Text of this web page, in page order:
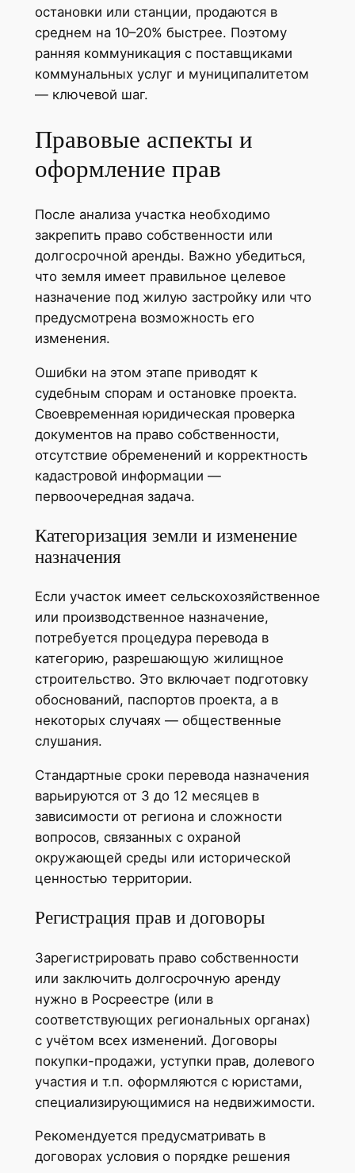
остановки или станции, продаются в
среднем на 10–20% быстрее. Поэтому
ранняя коммуникация с поставщиками
коммунальных услуг и муниципалитетом
— ключевой шаг.
Правовые аспекты и
оформление прав
После анализа участка необходимо
закрепить право собственности или
долгосрочной аренды. Важно убедиться,
что земля имеет правильное целевое
назначение под жилую застройку или что
предусмотрена возможность его
изменения.
Ошибки на этом этапе приводят к
судебным спорам и остановке проекта.
Своевременная юридическая проверка
документов на право собственности,
отсутствие обременений и корректность
кадастровой информации —
первоочередная задача.
Категоризация земли и изменение
назначения
Если участок имеет сельскохозяйственное
или производственное назначение,
потребуется процедура перевода в
категорию, разрешающую жилищное
строительство. Это включает подготовку
обоснований, паспортов проекта, а в
некоторых случаях — общественные
слушания.
Стандартные сроки перевода назначения
варьируются от 3 до 12 месяцев в
зависимости от региона и сложности
вопросов, связанных с охраной
окружающей среды или исторической
ценностью территории.
Регистрация прав и договоры
Зарегистрировать право собственности
или заключить долгосрочную аренду
нужно в Росреестре (или в
соответствующих региональных органах)
с учётом всех изменений. Договоры
покупки-продажи, уступки прав, долевого
участия и т.п. оформляются с юристами,
специализирующимися на недвижимости.
Рекомендуется предусматривать в
договорах условия о порядке решения